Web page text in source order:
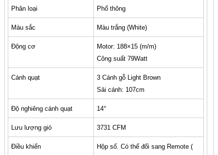
Phân loại Phổ thông
Màu sắc Màu trắng (White)
Động cơ
Motor: 188×15 (m/m)
Công suất 79Watt
Cánh quạt
3 Cánh gỗ Light Brown
Sải cánh: 107cm
Độ nghiêng cánh quạt 14°
Lưu lượng gió 3731 CFM
Điều khiển Hộp số. Có thể đổi sang Remote (